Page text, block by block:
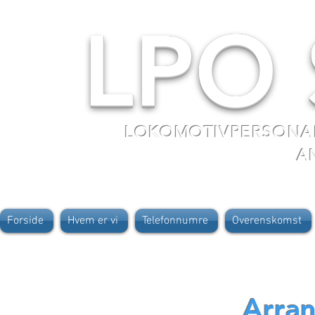
LPO
Forside Hvem er vi Telefonnumre Overenskomst